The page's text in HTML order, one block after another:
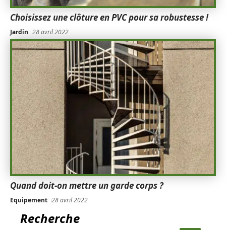
Choisissez une clôture en PVC pour sa robustesse !
Jardin 28 avril 2022
Quand doit-on mettre un garde corps ?
Equipement 28 avril 2022
Recherche